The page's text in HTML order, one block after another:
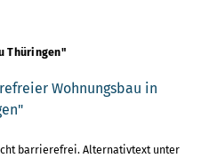
Thüringen"
Wohnungsbau in
barrierefrei. Alternativtext unter